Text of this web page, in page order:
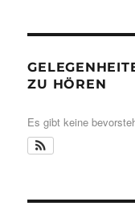
ZU HÖREN
Es gibt keine